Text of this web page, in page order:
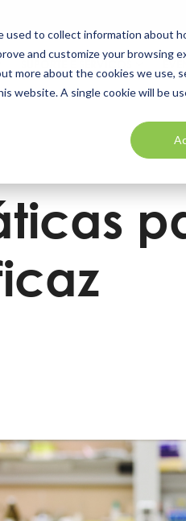
to collect information about
and customize your browsing
more about the cookies we use,
website. A single cookie will be
SUPORTE E SERVIÇOS